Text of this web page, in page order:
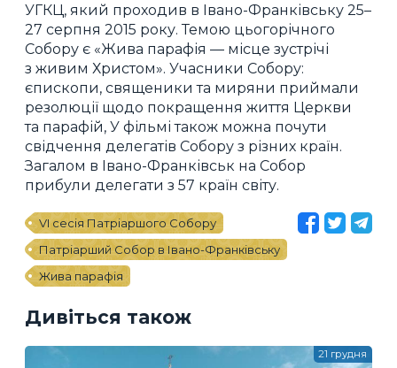
УГКЦ, який проходив в Івано-Франківську 25–
27 серпня 2015 року. Темою цьогорічного
Собору є «Жива парафія — місце зустрічі
з живим Христом». Учасники Собору:
єпископи, священики та миряни приймали
резолюції щодо покращення життя Церкви
та парафій, У фільмі також можна почути
свідчення делегатів Собору з різних країн.
Загалом в Івано-Франківськ на Собор
прибули делегати з 57 країн світу.
VI сесія Патріаршого Собору
Патріарший Собор в Івано-Франківську
Жива парафія
Дивіться також
21 грудня